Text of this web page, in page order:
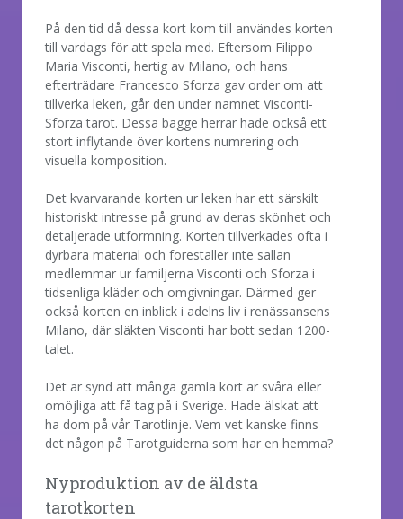
På den tid då dessa kort kom till användes korten
till vardags för att spela med. Eftersom Filippo
Maria Visconti, hertig av Milano, och hans
efterträdare Francesco Sforza gav order om att
tillverka leken, går den under namnet Visconti-
Sforza tarot. Dessa bägge herrar hade också ett
stort inflytande över kortens numrering och
visuella komposition.
Det kvarvarande korten ur leken har ett särskilt
historiskt intresse på grund av deras skönhet och
detaljerade utformning. Korten tillverkades ofta i
dyrbara material och föreställer inte sällan
medlemmar ur familjerna Visconti och Sforza i
tidsenliga kläder och omgivningar. Därmed ger
också korten en inblick i adelns liv i renässansens
Milano, där släkten Visconti har bott sedan 1200-
talet.
Det är synd att många gamla kort är svåra eller
omöjliga att få tag på i Sverige. Hade älskat att
ha dom på vår Tarotlinje. Vem vet kanske finns
det någon på Tarotguiderna som har en hemma?
Nyproduktion av de äldsta
tarotkorten